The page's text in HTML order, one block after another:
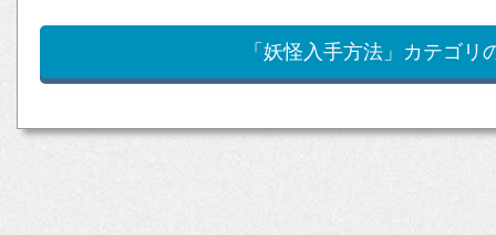
「妖怪入手方法」カテゴリ